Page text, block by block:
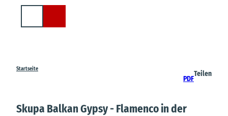
Startseite
PDF
Teilen
Skupa Balkan Gypsy - Flamenco in der